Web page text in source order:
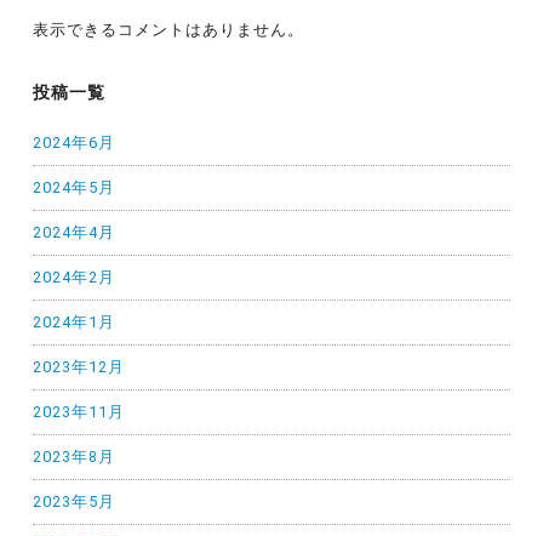
表示できるコメントはありません。
投稿一覧
2024年6月
2024年5月
2024年4月
2024年2月
2024年1月
2023年12月
2023年11月
2023年8月
2023年5月